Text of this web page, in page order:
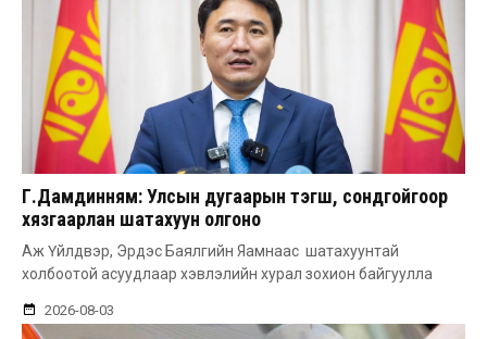
Г.Дамдинням: Улсын дугаарын тэгш, сондгойгоор
хязгаарлан шатахуун олгоно
Аж Үйлдвэр, Эрдэс Баялгийн Яамнаас шатахуунтай
холбоотой асуудлаар хэвлэлийн хурал зохион байгуулла
2026-08-03